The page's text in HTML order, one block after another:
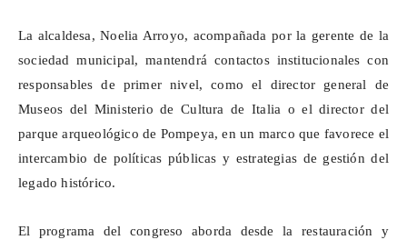
La alcaldesa, Noelia Arroyo, acompañada por la gerente de la
sociedad municipal, mantendrá contactos institucionales con
responsables de primer nivel, como el director general de
Museos del Ministerio de Cultura de Italia o el director del
parque arqueológico de Pompeya, en un marco que favorece el
intercambio de políticas públicas y estrategias de gestión del
legado histórico.
El programa del congreso aborda desde la restauración y